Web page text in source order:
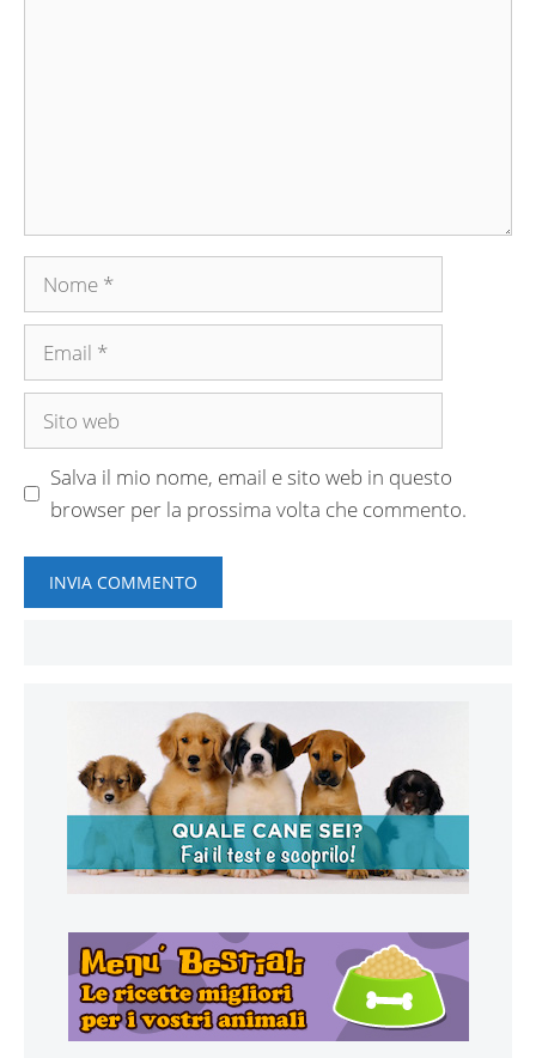
Nome
Email
Sito
Salva il mio nome, email e sito web in questo
browser per la prossima volta che commento.